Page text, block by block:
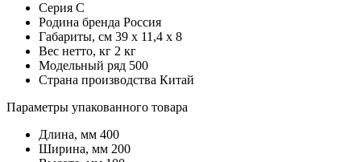
Серия С
Родина бренда Россия
Габариты, см 39 x 11,4 x 8
Вес нетто, кг 2 кг
Модельный ряд 500
Страна производства Китай
Параметры упакованного товара
Длина, мм 400
Ширина, мм 200